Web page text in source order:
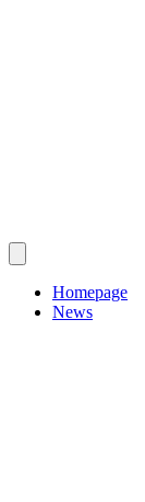
Homepage
News